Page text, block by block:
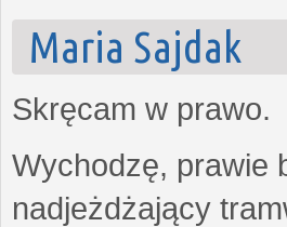
Maria Sajdak
Skręcam w prawo.
Wychodzę, prawie
nadjeżdżający